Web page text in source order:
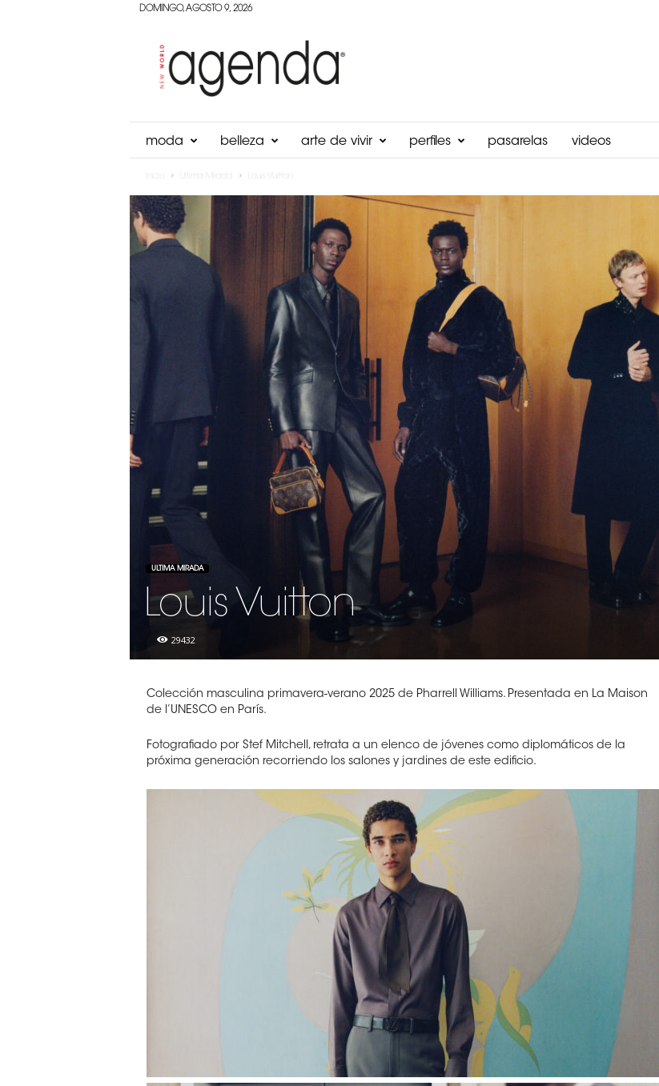
DOMINGO, AGOSTO 9, 2026
Panama
moda belleza arte de vivir perfiles pasarelas videos
Ultima Mirada Louis Vuitton
ULTIMA MIRADA
Louis Vuitton
29432
Colección masculina primavera-verano 2025 de Pharrell Williams. Presentada en La Maison
de l’UNESCO en París.
Fotografiado por Stef Mitchell, retrata a un elenco de jóvenes como diplomáticos de la
próxima generación recorriendo los salones y jardines de este edificio.